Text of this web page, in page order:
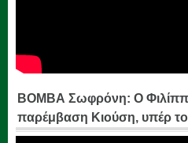
ΒΟΜΒΑ Σωφρόνη: Ο
παρέμβαση Κιούση, υπέρ